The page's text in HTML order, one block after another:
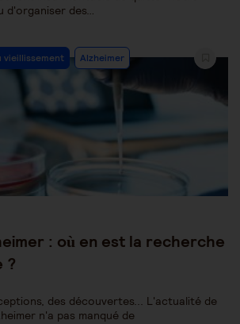
d'organiser des…
vieillissement Alzheimer
: où en est la recherche
?
des découvertes... L'actualité de
n'a pas manqué de